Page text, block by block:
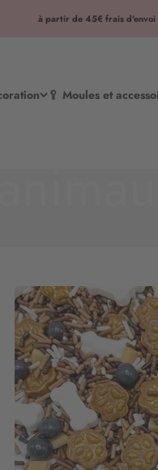
à partir de 45€ frais
🥄 Moules et